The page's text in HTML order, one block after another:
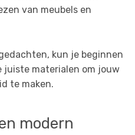
van meubels en
kun je beginnen
juiste materialen om jouw
te maken.
modern